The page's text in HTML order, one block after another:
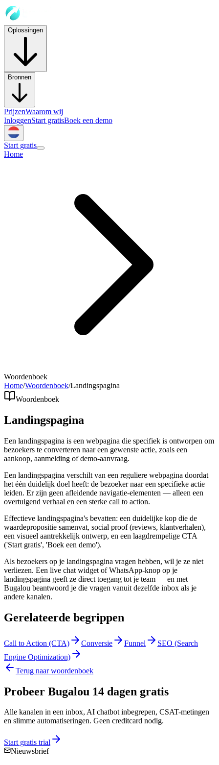
Oplossingen
Bronnen
PrijzenWaarom wij
InloggenStart gratisBoek een demo
Start gratis
Home
Woordenboek
Home/Woordenboek/Landingspagina
Woordenboek
Landingspagina
Een landingspagina is een webpagina die specifiek is ontworpen om
bezoekers te converteren naar een gewenste actie, zoals een
aankoop, aanmelding of demo-aanvraag.
Een landingspagina verschilt van een reguliere webpagina doordat
het één duidelijk doel heeft: de bezoeker naar een specifieke actie
leiden. Er zijn geen afleidende navigatie-elementen — alleen een
overtuigend verhaal en een sterke call to action.
Effectieve landingspagina's bevatten: een duidelijke kop die de
waardepropositie samenvat, social proof (reviews, klantverhalen),
een visueel aantrekkelijk ontwerp, en een laagdrempelige CTA
('Start gratis', 'Boek een demo').
Als bezoekers op je landingspagina vragen hebben, wil je ze niet
verliezen. Een live chat widget of WhatsApp-knop op je
landingspagina geeft ze direct toegang tot je team — en met
Bugalou beantwoord je die vragen vanuit dezelfde inbox als je
andere kanalen.
Gerelateerde begrippen
Call to Action (CTA) Conversie Funnel
SEO (Search
Engine Optimization)
Terug naar woordenboek
Probeer Bugalou 14 dagen gratis
Alle kanalen in een inbox, AI chatbot inbegrepen, CSAT-metingen
en slimme automatiseringen. Geen creditcard nodig.
Start gratis trial
Nieuwsbrief